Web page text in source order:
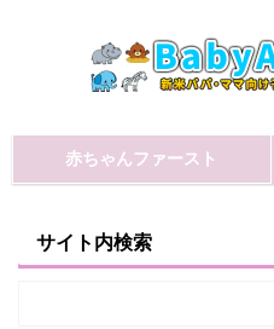
赤ちゃんファースト
サイト内検索